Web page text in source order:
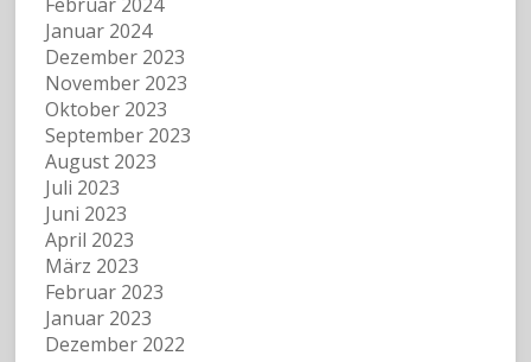
Februar 2024
Januar 2024
Dezember 2023
November 2023
Oktober 2023
September 2023
August 2023
Juli 2023
Juni 2023
April 2023
März 2023
Februar 2023
Januar 2023
Dezember 2022